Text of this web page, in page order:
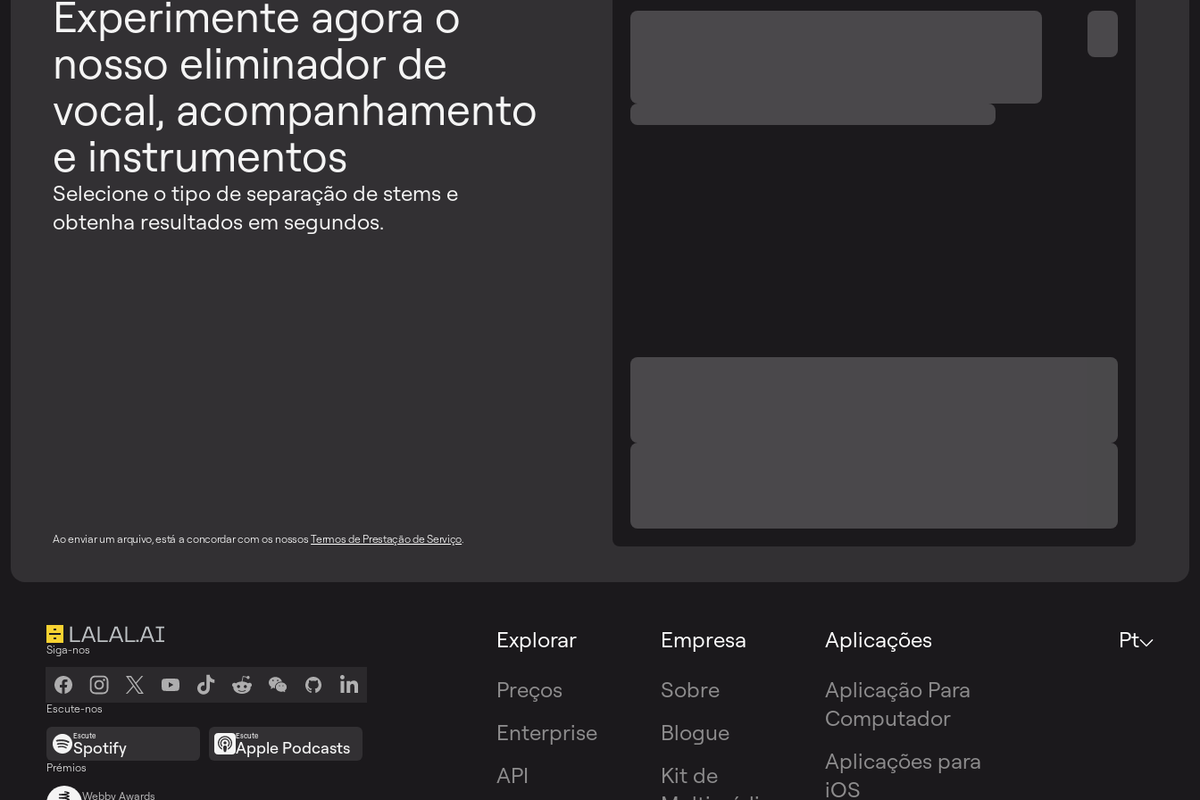
Experimente agora o
nosso eliminador de
vocal, acompanhamento
e instrumentos
Selecione o tipo de separação de stems e
obtenha resultados em segundos.
Ao enviar um arquivo, está a concordar com os nossosTermos de Prestação de Serviço.
Siga-nos
Escute-nos
Escute
Spotify
Escute
Apple Podcasts
Prémios
Webby Awards
Explorar
Preços
Enterprise
API
Empresa
Sobre
Blogue
Kit de
Aplicações
Aplicação Para
Computador
Aplicações para
iOS
Pt